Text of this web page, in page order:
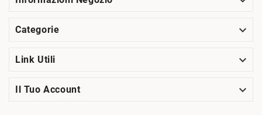
Categorie 
Link Utili 
Il Tuo Account 